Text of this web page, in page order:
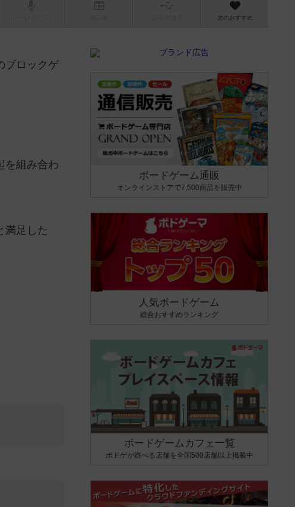
次のおすすめ
ブロックゲ
を組み合わ
満足した
ボードゲーム通販
オンラインストアで7,500商品を販売中
人気ボードゲーム
総合おすすめランキング
ボードゲームカフェ一覧
ボドゲが遊べる店舗を全国500店舗以上掲載中